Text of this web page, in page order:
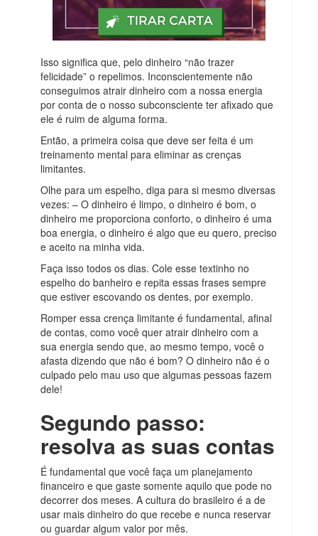
Isso significa que, pelo dinheiro “não trazer
felicidade” o repelimos. Inconscientemente não
conseguimos atrair dinheiro com a nossa energia
por conta de o nosso subconsciente ter afixado que
ele é ruim de alguma forma.
Então, a primeira coisa que deve ser feita é um
treinamento mental para eliminar as crenças
limitantes.
Olhe para um espelho, diga para si mesmo diversas
vezes: – O dinheiro é limpo, o dinheiro é bom, o
dinheiro me proporciona conforto, o dinheiro é uma
boa energia, o dinheiro é algo que eu quero, preciso
e aceito na minha vida.
Faça isso todos os dias. Cole esse textinho no
espelho do banheiro e repita essas frases sempre
que estiver escovando os dentes, por exemplo.
Romper essa crença limitante é fundamental, afinal
de contas, como você quer atrair dinheiro com a
sua energia sendo que, ao mesmo tempo, você o
afasta dizendo que não é bom? O dinheiro não é o
culpado pelo mau uso que algumas pessoas fazem
dele!
Segundo passo:
resolva as suas contas
É fundamental que você faça um planejamento
financeiro e que gaste somente aquilo que pode no
decorrer dos meses. A cultura do brasileiro é a de
usar mais dinheiro do que recebe e nunca reservar
ou guardar algum valor por mês.